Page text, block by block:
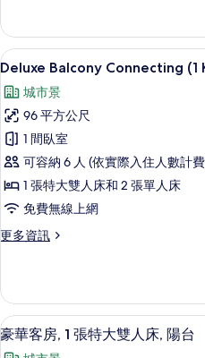
Suite
的
詳
顯
示
Deluxe
Balcony
Connecting
(1
King
Room,
1
Twin
的
所
有
7
Deluxe Balcony Connecting (1
城市景
96 平方公尺
1 間臥室
可容納 6 人 (依實際入住人數計
1 張特大雙人床和 2 張單人床
免費無線上網
更多資訊
更
Connecting
(1
King
顯
示
7
豪華客房, 1 張特大雙人床, 陽台